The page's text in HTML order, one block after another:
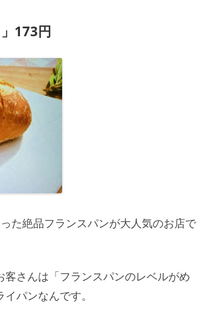
173円
た絶品フランスパンが大人気のお店で
さんは「フランスパンのレベルがめ
パンなんです。